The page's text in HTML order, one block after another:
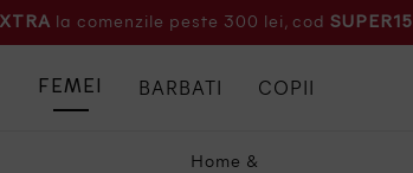
la comenzile peste 300 lei, cod SUPER15
Home &
FEMEI BARBATI COPII